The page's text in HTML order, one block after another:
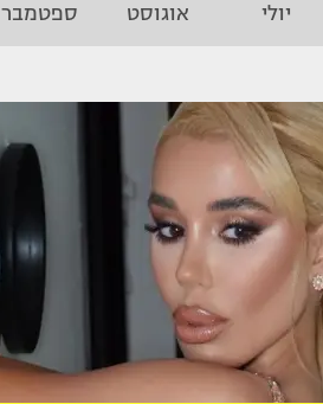
יולי אוגוסט ספטמבר